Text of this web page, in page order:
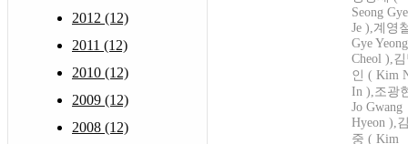
2012 (12)
2011 (12)
2010 (12)
2009 (12)
2008 (12)
Seong
Je ),계영
Gye Yeong
Cheol ),
인 ( Kim
In ),조광
Jo Gwang
Hyeon ),
중 ( Kim